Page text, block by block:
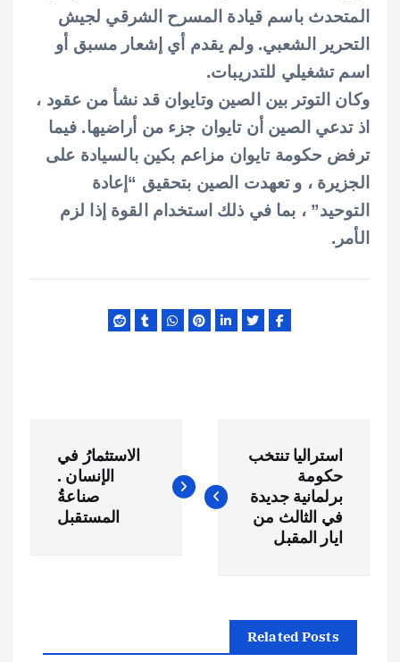
المتحدث باسم قيادة المسرح الشرقي لجيش
التحرير الشعبي. ولم يقدم أي إشعار مسبق أو
اسم تشغيلي للتدريبات.
وكان التوتر بين الصين وتايوان قد نشأ من عقود ،
اذ تدعي الصين أن تايوان جزء من أراضيها. فيما
ترفض حكومة تايوان مزاعم بكين بالسيادة على
الجزيرة ، و تعهدت الصين بتحقيق “إعادة
التوحيد” ، بما في ذلك استخدام القوة إذا لزم
الأمر.
ص
استراليا تنتخب
حكومة
برلمانية جديدة
في الثالث من
ايار المقبل
الاستثمارُ في
الإنسان .
صناعةُ
المستقبل
Related Posts